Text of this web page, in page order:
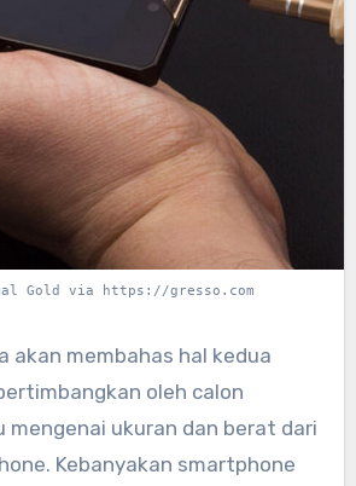
Gold via https://gresso.com
akan membahas hal kedua
oleh calon
mengenai ukuran dan berat dari
Kebanyakan smartphone